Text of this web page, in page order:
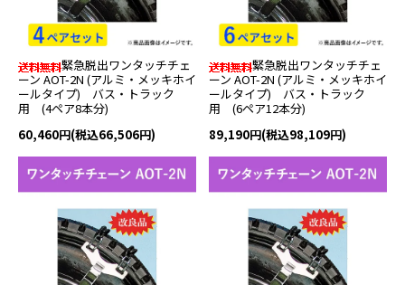
緊急脱出ワンタッチチェ
ーン AOT-2N (アルミ・メッキホイ
ールタイプ) バス・トラック
用 (4ペア8本分)
60,460円(税込66,506円)
緊急脱出ワンタッチチェ
ーン AOT-2N (アルミ・メッキホイ
ールタイプ) バス・トラック
用 (6ペア12本分)
89,190円(税込98,109円)